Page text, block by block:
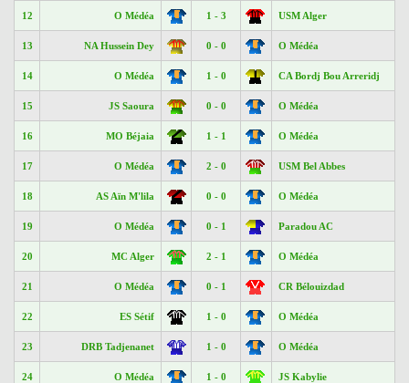
12 O Médéa 1 - 3 USM Alger
13 NA Hussein Dey 0 - 0 O Médéa
14 O Médéa 1 - 0 CA Bordj Bou Arreridj
15 JS Saoura 0 - 0 O Médéa
16 MO Béjaia 1 - 1 O Médéa
17 O Médéa 2 - 0 USM Bel Abbes
18 AS Aïn M'lila 0 - 0 O Médéa
19 O Médéa 0 - 1 Paradou AC
20 MC Alger 2 - 1 O Médéa
21 O Médéa 0 - 1 CR Bélouizdad
22 ES Sétif 1 - 0 O Médéa
23 DRB Tadjenanet 1 - 0 O Médéa
24 O Médéa 1 - 0 JS Kabylie